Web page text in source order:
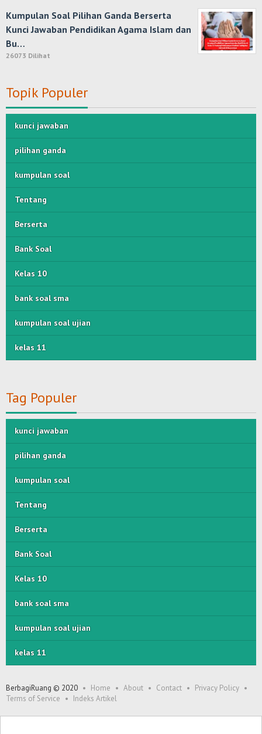
Kumpulan Soal Pilihan Ganda Berserta
Kunci Jawaban Pendidikan Agama Islam dan
Bu…
26073 Dilihat
Topik Populer
kunci jawaban
pilihan ganda
kumpulan soal
Tentang
Berserta
Bank Soal
Kelas 10
bank soal sma
kumpulan soal ujian
kelas 11
Tag Populer
kunci jawaban
pilihan ganda
kumpulan soal
Tentang
Berserta
Bank Soal
Kelas 10
bank soal sma
kumpulan soal ujian
kelas 11
BerbagiRuang © 2020 Home About Contact
Privacy Policy
Terms of Service
Indeks Artikel